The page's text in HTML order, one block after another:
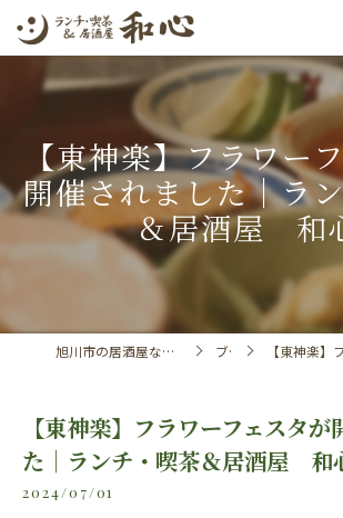
【東神楽】フラワー
開催されました｜ラ
＆居酒屋 和
旭川市の居酒屋ならランチ・喫茶＆居酒屋 和心 ブログ 【東神楽】フラワーフェス
【東神楽】フラワーフェスタが
た｜ランチ・喫茶＆居酒屋 和
2024/07/01